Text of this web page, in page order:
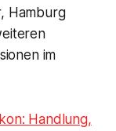
Hamburg
im
Handlung,